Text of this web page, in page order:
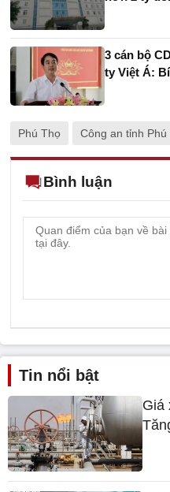
3 cán bộ
ty Việt Á:
Phú Thọ Công an tỉnh Phú
Bình luận
Tin nổi bật
Giá